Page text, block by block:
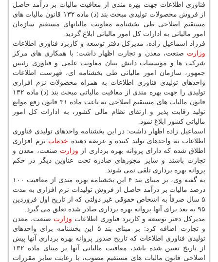
فناوری اطلاعات جهت بهره مندی از معافیت مالیات بر درآمد حاصل
از فروش محصولات تولیدی مبحث بند (د) ماده ۱۳۲ قانون مالیات های
مستقیم اصلاحی طی بخشنامه معاونت مالیاتهای مستقیم سازمان
امور مالیاتی به ادارات كل امور مالیاتی ابلاغ گردید.
فرزاد اسماعیل زاده، مدیركل دفتر توسعه و كاربرد فناوری اطلاعات
وزارت صنعت، معدن و تجارت اظهار داشت: با همكاری های مركز
شركت ها و موسسات دانش بنیان معاونت علمی و فناوری رئیس
جمهور، سازمان امور مالیاتی طی بخشنامه ای، فهرست اطلاعات
واحدهای تولیدی فناوری اطلاعات به همراه محصولات نرم افزاری
تولیدی را جهت بهره مندی از معافیت مالیاتی مبحث بند (د) ماده ۱۳۲
قانون مالیات های مستقیم اصلاحی به باعث ماده ۳۱ قانون رفع موانع
تولید رقابت پذیر و ارتقای نظام مالی كشور، به ادارات كل امور
مالیاتی كشور ابلاغ نمود.
اسماعیل زاده اظهار داشت: در این بخشنامه واحدهای تولیدی فناوری
اطلاعات به واحدهای تولید كننده و عرضه دهنده خدمات نرم افزاری
اطلاق شده كه دارای پروانه بهره برداری از وزارت صنعت، معدن و
تجارت باشند و سایر مجوزهای صادره تحت عناوین دیگر در حكم
پروانه بهره برداری تلقی نمی شوند.
به گفته وی، بر مبنای بند ۴ این بخشنامه بهره مندی از معافیت ۱۰۰
درصد مالیات بر درآمد حاصل از فروش تولیدات نرم افزاری به مدت
۵ سال صرفاً به اشخاص حقوقی غیر دولتی كه از تاریخ اول فروردین
۹۵ به بعد برای آنها پروانه بهره برداری صادر شده تعلق می گیرد.
مدیركل دفتر توسعه و كاربرد فناوری اطلاعات وزارت صنعت، معدن
و تجارت اضافه كرد: بر مبنای بند ۵ این بخشنامه برای واحدهای
تولیدی فناوری اطلاعات كه تاریخ صدور پروانه بهره برداری آنها پیش
از تاریخ تعیین شده باشد، معافیت مالیاتی آنها بر مبنای ماده ۱۳۲
اصلاحی قانون مالیات های مستقیم مصوب، با رعایت سایر مقررات